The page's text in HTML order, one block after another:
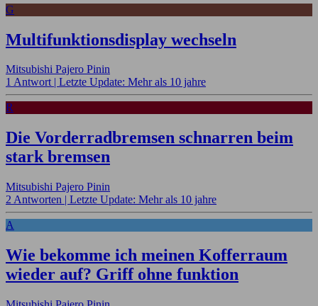
G
Multifunktionsdisplay wechseln
Mitsubishi Pajero Pinin
1 Antwort | Letzte Update: Mehr als 10 jahre
R
Die Vorderradbremsen schnarren beim
stark bremsen
Mitsubishi Pajero Pinin
2 Antworten | Letzte Update: Mehr als 10 jahre
A
Wie bekomme ich meinen Kofferraum
wieder auf? Griff ohne funktion